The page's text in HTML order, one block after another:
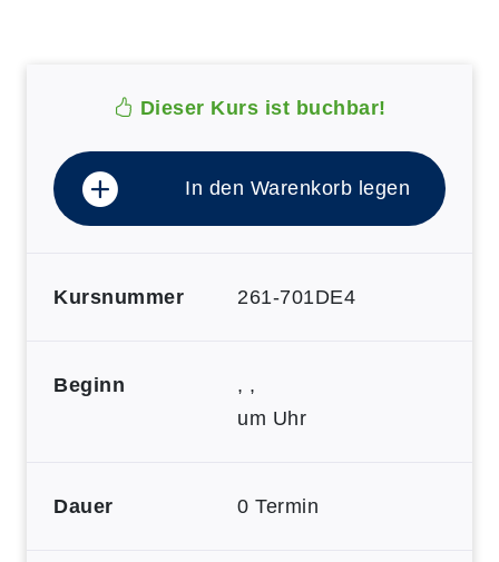
Dieser Kurs ist buchbar!
In den Warenkorb legen
Kursnummer 261-701DE4
Beginn
, ,
um Uhr
Dauer 0 Termin